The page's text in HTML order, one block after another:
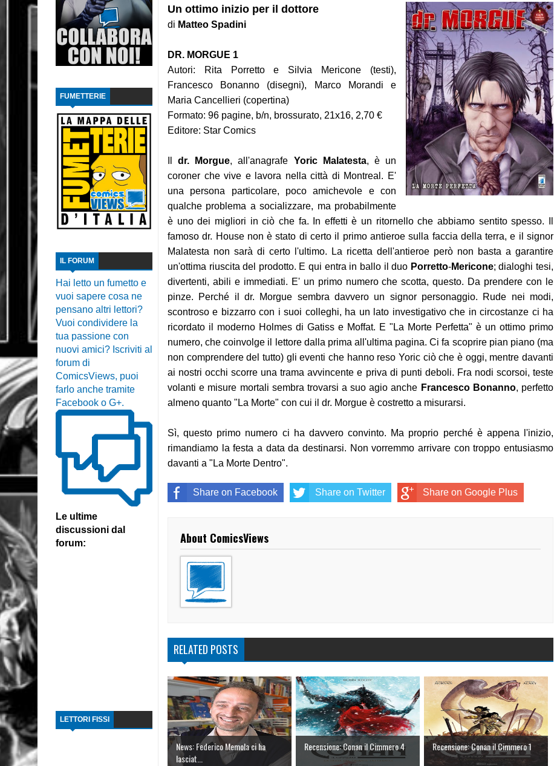
Intervista: Francesco Vacca
Recensione: Y, l'ultimo uomo 2
Recensione: Y, l'ultimo uomo 1
Recensione: L'ascesa di Thanos
Focus: Il Phantom di Paul Ryan
Recensione: Something is Killing the Children 1-2
Focus: Il Phantom di Sy Barry - Seconda parte
Recensione: Jazz Maynard 1
Recensione: Matana 3
FUMETTERIE
IL FORUM
Hai letto un fumetto e
vuoi sapere cosa ne
pensano altri lettori?
Vuoi condividere la
tua passione con
nuovi amici? Iscriviti al
forum di
ComicsViews, puoi
farlo anche tramite
Facebook o G+.
Le ultime
discussioni dal
forum:
LETTORI FISSI
Un ottimo inizio per il dottore
di Matteo Spadini
DR. MORGUE 1
Autori: Rita Porretto e Silvia Mericone (testi),
Francesco Bonanno (disegni), Marco Morandi e
Maria Cancellieri (copertina)
Formato: 96 pagine, b/n, brossurato, 21x16, 2,70 €
Editore: Star Comics
Ildr. Morgue, all'anagrafe Yoric Malatesta, è un
coroner che vive e lavora nella città di Montreal. E'
una persona particolare, poco amichevole e con
qualche problema a socializzare, ma probabilmente
è uno dei migliori in ciò che fa. In effetti è un ritornello che abbiamo sentito spesso. Il
famoso dr. House non è stato di certo il primo antieroe sulla faccia della terra, e il signor
Malatesta non sarà di certo l'ultimo. La ricetta dell'antieroe però non basta a garantire
un'ottima riuscita del prodotto. E qui entra in ballo il duo Porretto-Mericone; dialoghi tesi,
divertenti, abili e immediati. E' un primo numero che scotta, questo. Da prendere con le
pinze. Perché il dr. Morgue sembra davvero un signor personaggio. Rude nei modi,
scontroso e bizzarro con i suoi colleghi, ha un lato investigativo che in circostanze ci ha
ricordato il moderno Holmes di Gatiss e Moffat. E "La Morte Perfetta" è un ottimo primo
numero, che coinvolge il lettore dalla prima all'ultima pagina. Ci fa scoprire pian piano (ma
non comprendere del tutto) gli eventi che hanno reso Yoric ciò che è oggi, mentre davanti
ai nostri occhi scorre una trama avvincente e priva di punti deboli. Fra nodi scorsoi, teste
volanti e misure mortali sembra trovarsi a suo agio anche Francesco Bonanno, perfetto
almeno quanto "La Morte" con cui il dr. Morgue è costretto a misurarsi.
Sì, questo primo numero ci ha davvero convinto. Ma proprio perché è appena l'inizio,
rimandiamo la festa a data da destinarsi. Non vorremmo arrivare con troppo entusiasmo
davanti a "La Morte Dentro".
Share on Facebook Share on Twitter Share on Google Plus
About ComicsViews
RELATED POSTS
News: Federico Memola ci ha
lasciat...
Recensione: Conan il Cimmero 4 Recensione: Conan il Cimmero 1